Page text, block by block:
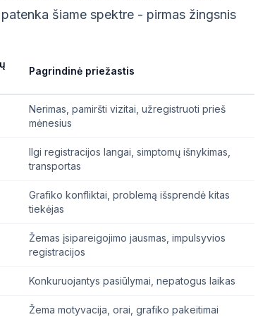
šiame spektre - pirmas žingsnis
Pagrindinė priežastis
Nerimas, pamiršti vizitai, užregistruoti prieš
mėnesius
Ilgi registracijos langai, simptomų išnykimas,
transportas
Grafiko konfliktai, problemą išsprendė kitas
tiekėjas
Žemas įsipareigojimo jausmas, impulsyvios
registracijos
Konkuruojantys pasiūlymai, nepatogus laikas
Žema motyvacija, orai, grafiko pakeitimai